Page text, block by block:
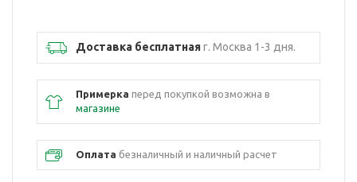
Доставка бесплатнаяг. Москва 1-3 дня.
Примерка перед покупкой возможна в
магазине
Оплата безналичный и наличный расчет